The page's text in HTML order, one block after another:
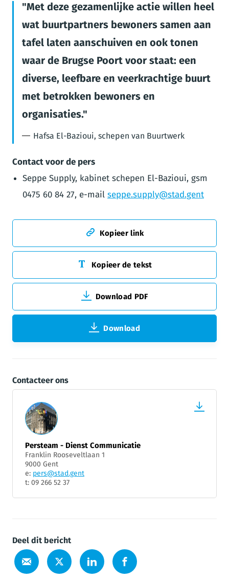
Met deze gezamenlijke actie willen heel
wat buurtpartners bewoners samen aan
tafel laten aanschuiven en ook tonen
waar de Brugse Poort voor staat: een
diverse, leefbare en veerkrachtige buurt
met betrokken bewoners en
organisaties.
Hafsa El-Bazioui, schepen van Buurtwerk
Contact voor de pers
Seppe Supply, kabinet schepen El-Bazioui, gsm
0475 60 84 27, e-mail seppe.supply@stad.gent
Kopieer link
Kopieer de tekst
Download PDF
Download
Contacteer ons
Persteam - Dienst Communicatie
Franklin Rooseveltlaan 1
9000 Gent
e: pers@stad.gent
t: 09 266 52 37
Deel dit bericht